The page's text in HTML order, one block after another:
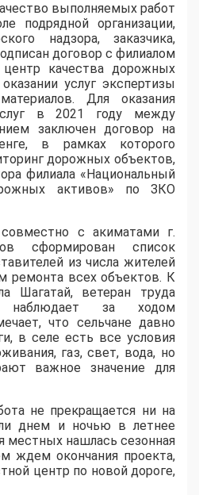
выполняемых работ
подрядной организации,
надзора, заказчика,
договор с филиалом
качества дорожных
услуг экспертизы
Для оказания
в 2021 году между
заключен договор на
в рамках которого
дорожных объектов,
филиала «Национальный
активов» по ЗКО
с акиматами г.
сформирован список
из числа жителей
ремонта всех объектов. К
Шагатай, ветеран труда
наблюдает за ходом
что сельчане давно
в селе есть все условия
газ, свет, вода, но
важное значение для
не прекращается ни на
днем и ночью в летнее
местных нашлась сезонная
ждем окончания проекта,
центр по новой дороге,